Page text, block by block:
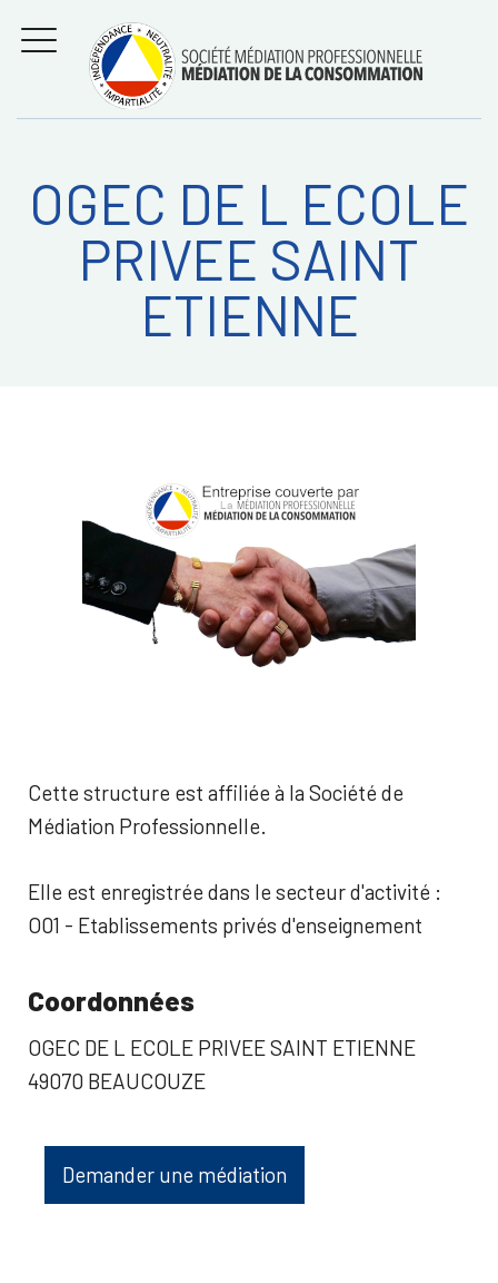
Régler les litiges
entre
consommateurs et
professionnels avec
la médiation de la
consommation
MENU
Recherche
sur:
OGEC DE L ECOLE
PRIVEE SAINT
ETIENNE
Cette structure est affiliée à la Société de
Médiation Professionnelle.
Elle est enregistrée dans le secteur d'activité :
O01 - Etablissements privés d'enseignement
Coordonnées
OGEC DE L ECOLE PRIVEE SAINT ETIENNE
49070 BEAUCOUZE
Demander une médiation